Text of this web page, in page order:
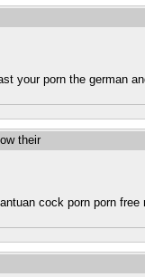
your porn the german
their
cock porn porn free